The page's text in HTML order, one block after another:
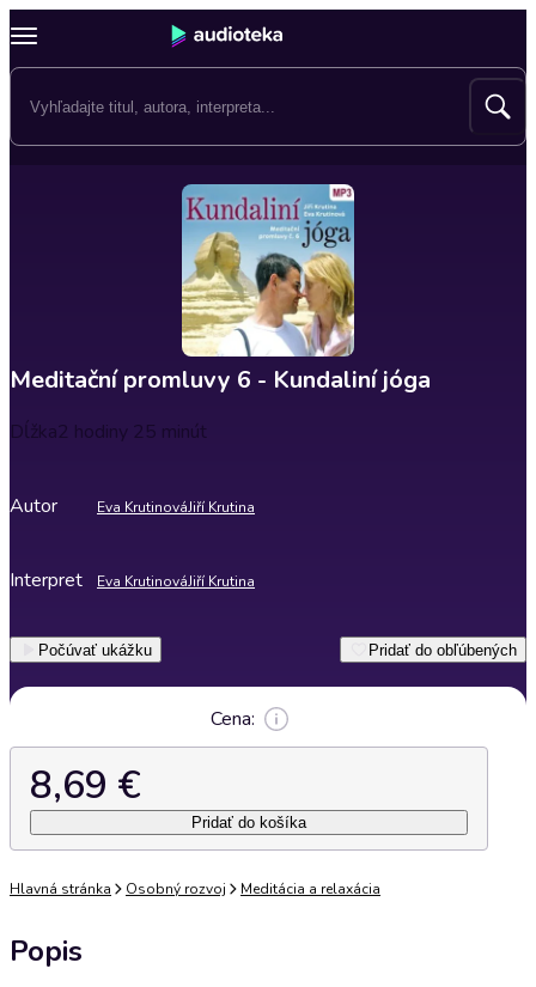
Meditační promluvy 6 - Kundaliní jóga
Dĺžka2 hodiny 25 minút
Autor Eva KrutinováJiří Krutina
Interpret Eva KrutinováJiří Krutina
Počúvať ukážku Pridať do obľúbených
Cena:
8,69 €
Pridať do košíka
Hlavná stránka Osobný rozvoj Meditácia a relaxácia
Popis